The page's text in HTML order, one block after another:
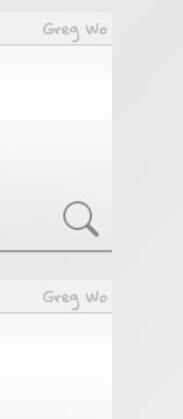
Greg Wo
Greg Wo